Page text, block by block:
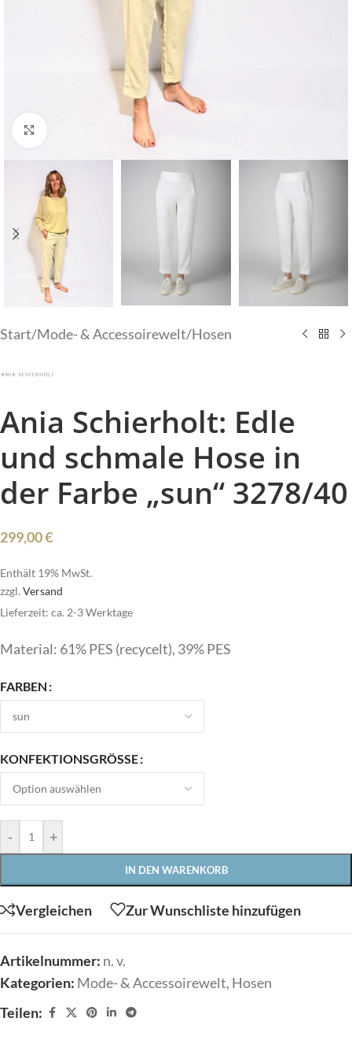
Klick zum Vergrößern
Start/Mode- & Accessoirewelt/Hosen
Ania Schierholt: Edle
und schmale Hose in
der Farbe „sun“ 3278/40
299,00€
Enthält 19% MwSt.
zzgl. Versand
Lieferzeit: ca. 2-3 Werktage
Material: 61% PES (recycelt), 39% PES
FARBEN
KONFEKTIONSGRÖSSE
- +
IN DEN WARENKORB
Vergleichen Zur Wunschliste hinzufügen
Artikelnummer: n. v.
Kategorien: Mode- & Accessoirewelt, Hosen
Teilen: